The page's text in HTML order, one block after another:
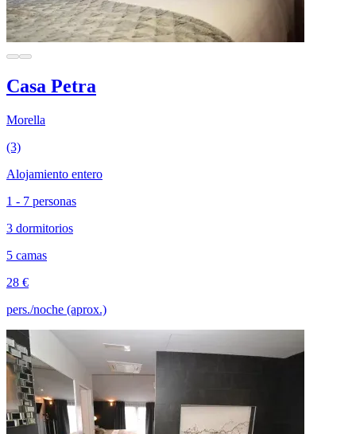
Casa Petra
Morella
(3)
Alojamiento entero
1 - 7 personas
3 dormitorios
5 camas
28 €
pers./noche (aprox.)